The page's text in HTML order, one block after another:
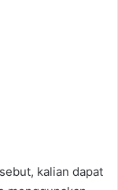
kalian dapat